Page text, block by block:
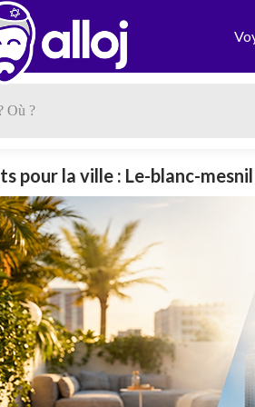
pour la ville : Le-blanc-mesnil